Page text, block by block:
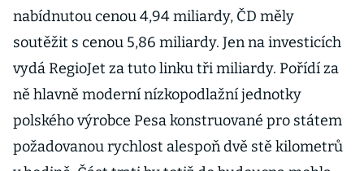
nabídnutou cenou 4,94 miliardy, ČD měly
soutěžit s cenou 5,86 miliardy. Jen na investicích
vydá RegioJet za tuto linku tři miliardy. Pořídí za
ně hlavně moderní nízkopodlažní jednotky
polského výrobce Pesa konstruované pro státem
požadovanou rychlost alespoň dvě stě kilometrů